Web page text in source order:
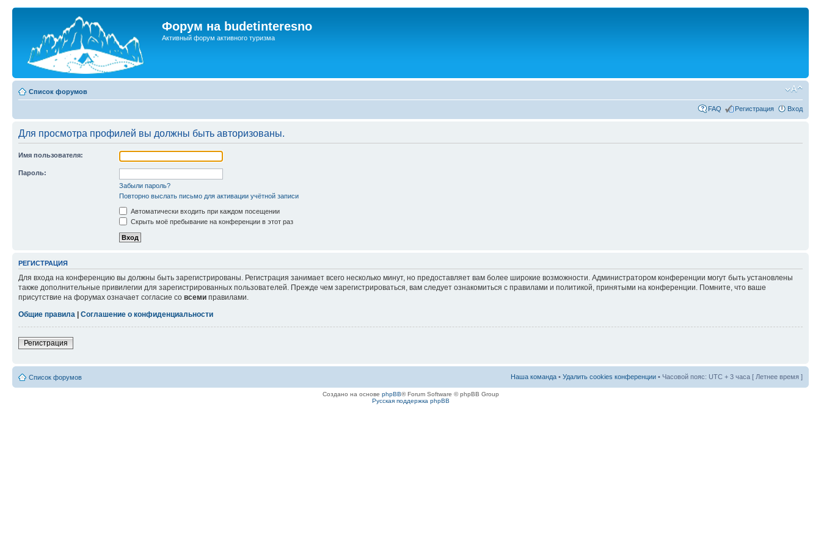
Форум на budetinteresno
Активный форум активного туризма
Список форумов
FAQ Регистрация Вход
Для просмотра профилей вы должны быть авторизованы.
Имя пользователя:
Пароль:
Забыли пароль?
Повторно выслать письмо для активации учётной записи
Автоматически входить при каждом посещении
Скрыть моё пребывание на конференции в этот раз
РЕГИСТРАЦИЯ
Для входа на конференцию вы должны быть зарегистрированы. Регистрация занимает всего несколько минут, но предоставляет вам более широкие возможности. Администратором конференции могут быть установлены
также дополнительные привилегии для зарегистрированных пользователей. Прежде чем зарегистрироваться, вам следует ознакомиться с правилами и политикой, принятыми на конференции. Помните, что ваше
присутствие на форумах означает согласие со всеми правилами.
Общие правила | Соглашение о конфиденциальности
Регистрация
Список форумов Наша команда • Удалить cookies конференции • Часовой пояс: UTC + 3 часа [ Летнее время ]
Создано на основе phpBB® Forum Software © phpBB Group
Русская поддержка phpBB